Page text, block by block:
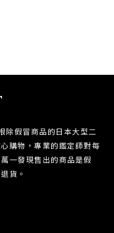
除假冒商品的日本大型二
購物，專業的鑑定師對每
一發現售出的商品是假
貨。